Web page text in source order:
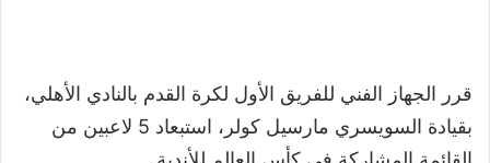
قرر الجهاز الفني للفريق الأول لكرة القدم بالنادي الأهلي،
بقيادة السويسري مارسيل كولر، استبعاد 5 لاعبين من